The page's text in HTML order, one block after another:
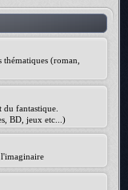
(roman,
du fantastique.
BD, jeux etc...)